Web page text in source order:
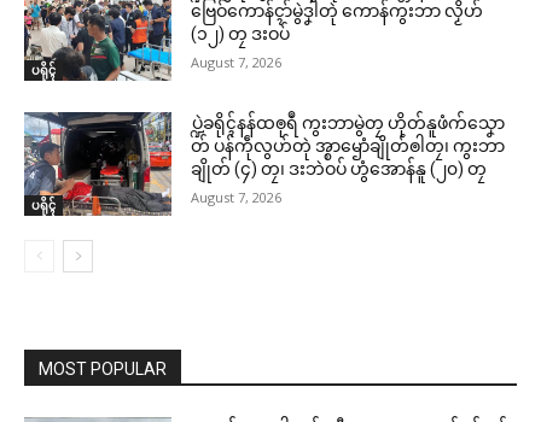
ပရိုၚ်
ဗြေဝ်ကောန်ၚာ်မွဲဒၞါဲတုဲ ကောန်ကွးဘာ လၟိဟ်
(၁၂) တၠ ဒးဝပ်
August 7, 2026
ပရိုၚ်
ပ္ဍဲခရိုၚ်နန်ထၜုရဳ ကွးဘာမွဲတၠ ဟိုတ်နူဖံက်သၞော
တ် ပန်ကဵုလွဟ်တုဲ အ္စာၝောံချိုတ်ၜါတၠ၊ ကွးဘာ
ချိုတ် (၄) တၠ၊ ဒးဘဲဝပ် ဟွံအောန်နူ (၂၀) တၠ
August 7, 2026
MOST POPULAR